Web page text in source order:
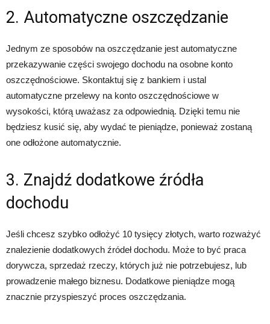
2. Automatyczne oszczędzanie
Jednym ze sposobów na oszczędzanie jest automatyczne
przekazywanie części swojego dochodu na osobne konto
oszczędnościowe. Skontaktuj się z bankiem i ustal
automatyczne przelewy na konto oszczędnościowe w
wysokości, którą uważasz za odpowiednią. Dzięki temu nie
będziesz kusić się, aby wydać te pieniądze, ponieważ zostaną
one odłożone automatycznie.
3. Znajdź dodatkowe źródła
dochodu
Jeśli chcesz szybko odłożyć 10 tysięcy złotych, warto rozważyć
znalezienie dodatkowych źródeł dochodu. Może to być praca
dorywcza, sprzedaż rzeczy, których już nie potrzebujesz, lub
prowadzenie małego biznesu. Dodatkowe pieniądze mogą
znacznie przyspieszyć proces oszczędzania.